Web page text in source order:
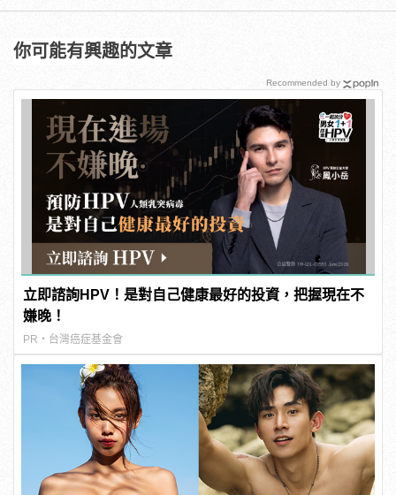
你可能有興趣的文章
立即諮詢HPV！是對自己健康最好的投資，把握現在不
嫌晚！
PR・台灣癌症基金會
Recommended by